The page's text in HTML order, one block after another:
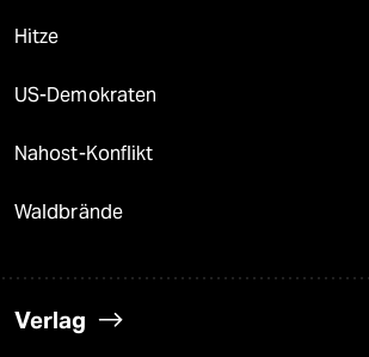
Hitze
US-Demokraten
Nahost-Konflikt
Waldbrände
Verlag